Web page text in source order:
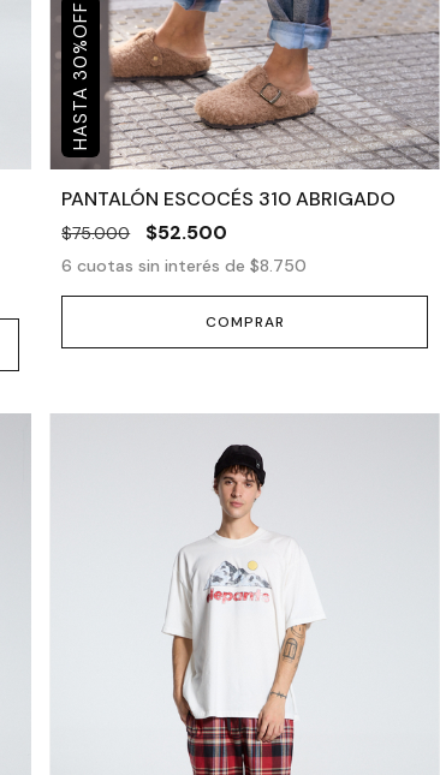
30
%
OFF
PANTALÓN ESCOCÉS 310 ABRIGADO
$75.000 $52.500
6 cuotas sin interés de$8.750
COMPRAR